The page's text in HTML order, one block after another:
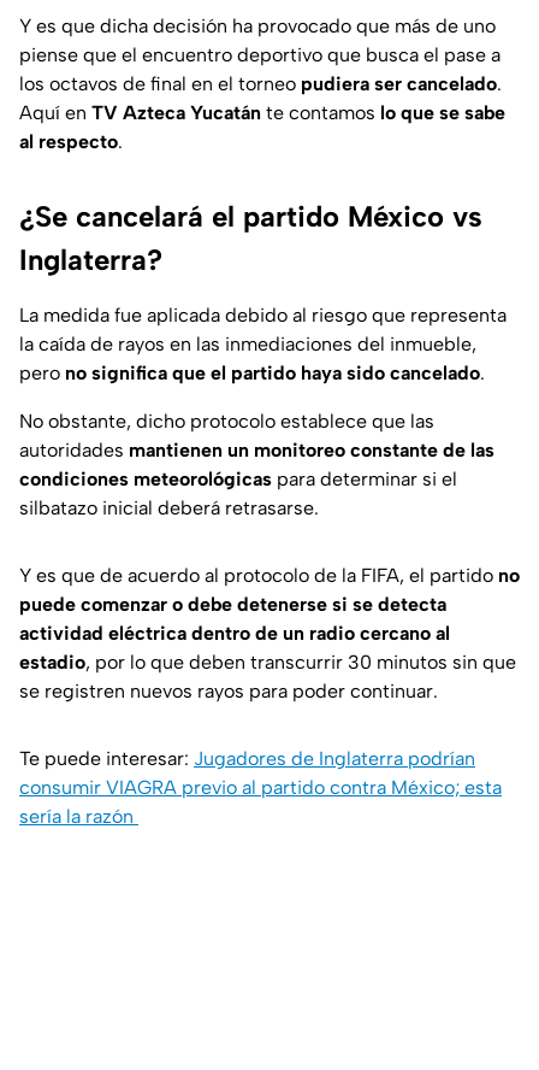
Y es que dicha decisión ha provocado que más de uno
piense que el encuentro deportivo que busca el pase a
los octavos de final en el torneo pudiera ser cancelado.
Aquí en TV Azteca Yucatán te contamos lo que se sabe
al respecto.
¿Se cancelará el partido México vs
Inglaterra?
La medida fue aplicada debido al riesgo que representa
la caída de rayos en las inmediaciones del inmueble,
pero no significa que el partido haya sido cancelado.
No obstante, dicho protocolo establece que las
autoridades mantienen un monitoreo constante de las
condiciones meteorológicas para determinar si el
silbatazo inicial deberá retrasarse.
Y es que de acuerdo al protocolo de la FIFA, el partido no
puede comenzar o debe detenerse si se detecta
actividad eléctrica dentro de un radio cercano al
estadio, por lo que deben transcurrir 30 minutos sin que
se registren nuevos rayos para poder continuar.
Te puede interesar: Jugadores de Inglaterra podrían
consumir VIAGRA previo al partido contra México; esta
sería la razón